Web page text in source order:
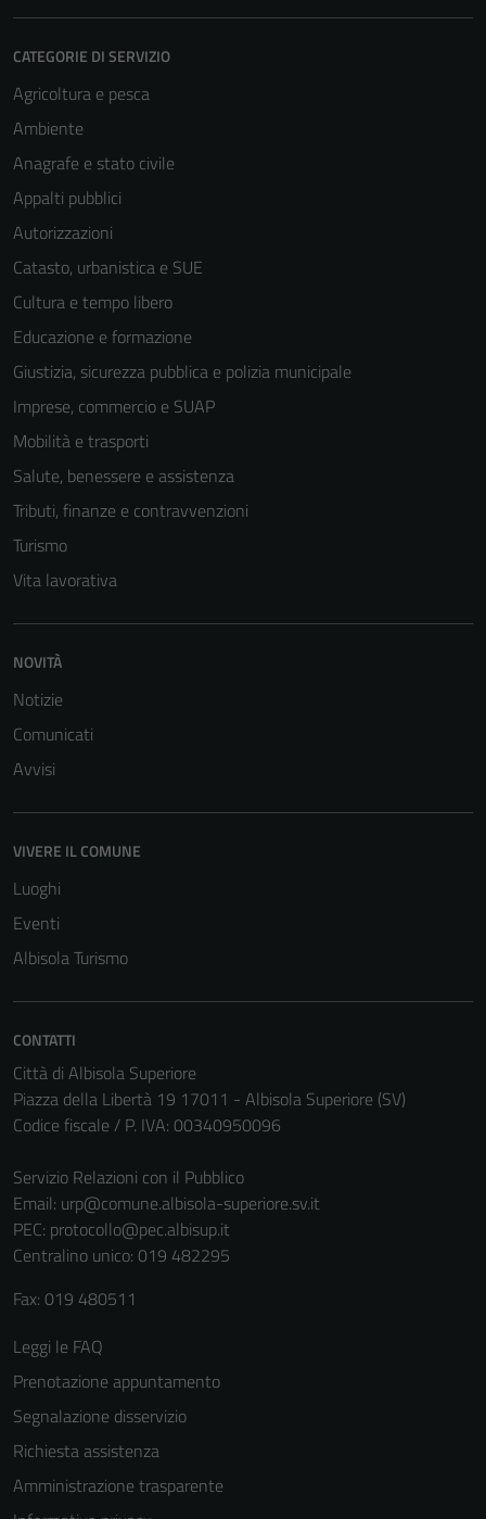
CATEGORIE DI SERVIZIO
Agricoltura e pesca
Ambiente
Anagrafe e stato civile
Appalti pubblici
Autorizzazioni
Catasto, urbanistica e SUE
Cultura e tempo libero
Educazione e formazione
Giustizia, sicurezza pubblica e polizia municipale
Imprese, commercio e SUAP
Mobilità e trasporti
Salute, benessere e assistenza
Tributi, finanze e contravvenzioni
Turismo
Vita lavorativa
NOVITÀ
Notizie
Comunicati
Avvisi
VIVERE IL COMUNE
Luoghi
Eventi
Albisola Turismo
CONTATTI
Città di Albisola Superiore
Piazza della Libertà 19 17011 - Albisola Superiore (SV)
Codice fiscale / P. IVA: 00340950096
Servizio Relazioni con il Pubblico
Email: urp@comune.albisola-superiore.sv.it
PEC: protocollo@pec.albisup.it
Centralino unico: 019 482295
Fax: 019 480511
Leggi le FAQ
Prenotazione appuntamento
Segnalazione disservizio
Richiesta assistenza
Amministrazione trasparente
per il